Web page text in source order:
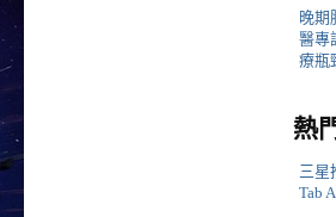
晚期
醫專
療瓶
熱
三星
Tab